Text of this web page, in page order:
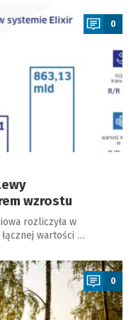
0
wzrostu
rozliczyła w
wartości …
0